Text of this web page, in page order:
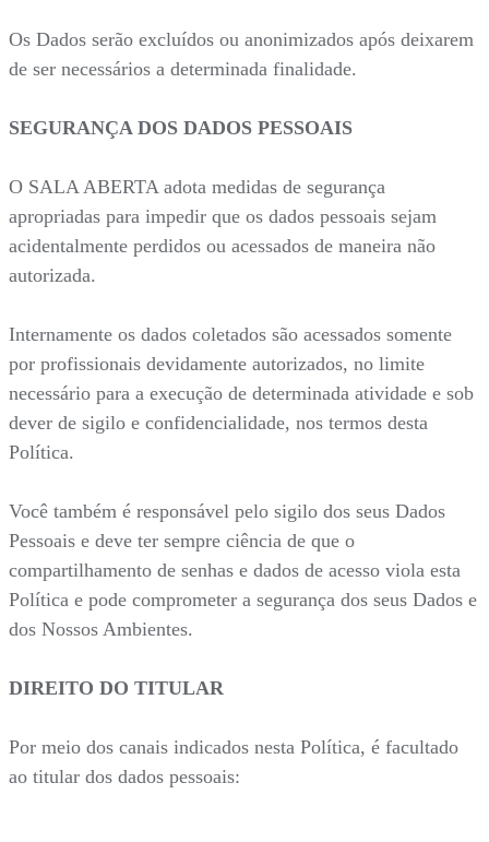
Os Dados serão excluídos ou anonimizados após deixarem
de ser necessários a determinada finalidade.
SEGURANÇA DOS DADOS PESSOAIS
O SALA ABERTA adota medidas de segurança
apropriadas para impedir que os dados pessoais sejam
acidentalmente perdidos ou acessados de maneira não
autorizada.
Internamente os dados coletados são acessados somente
por profissionais devidamente autorizados, no limite
necessário para a execução de determinada atividade e sob
dever de sigilo e confidencialidade, nos termos desta
Política.
Você também é responsável pelo sigilo dos seus Dados
Pessoais e deve ter sempre ciência de que o
compartilhamento de senhas e dados de acesso viola esta
Política e pode comprometer a segurança dos seus Dados e
dos Nossos Ambientes.
DIREITO DO TITULAR
Por meio dos canais indicados nesta Política, é facultado
ao titular dos dados pessoais: